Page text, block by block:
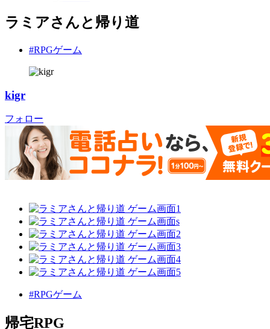
ラミアさんと帰り道
#RPGゲーム
kigr
フォロー
#RPGゲーム
帰宅RPG